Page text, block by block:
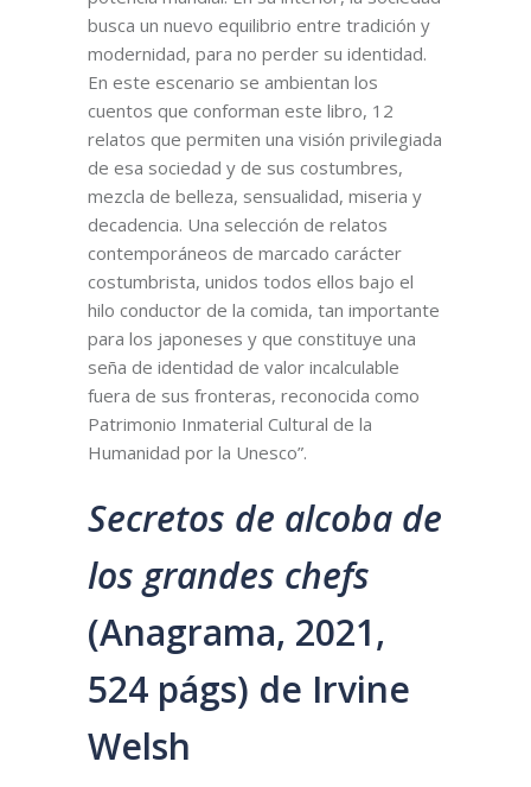
busca un nuevo equilibrio entre tradición y
modernidad, para no perder su identidad.
En este escenario se ambientan los
cuentos que conforman este libro, 12
relatos que permiten una visión privilegiada
de esa sociedad y de sus costumbres,
mezcla de belleza, sensualidad, miseria y
decadencia. Una selección de relatos
contemporáneos de marcado carácter
costumbrista, unidos todos ellos bajo el
hilo conductor de la comida, tan importante
para los japoneses y que constituye una
seña de identidad de valor incalculable
fuera de sus fronteras, reconocida como
Patrimonio Inmaterial Cultural de la
Humanidad por la Unesco”.
Secretos de alcoba de
los grandes chefs
(Anagrama, 2021,
524 págs) de Irvine
Welsh